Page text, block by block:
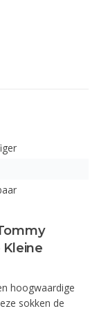
hoogwaardige
sokken de